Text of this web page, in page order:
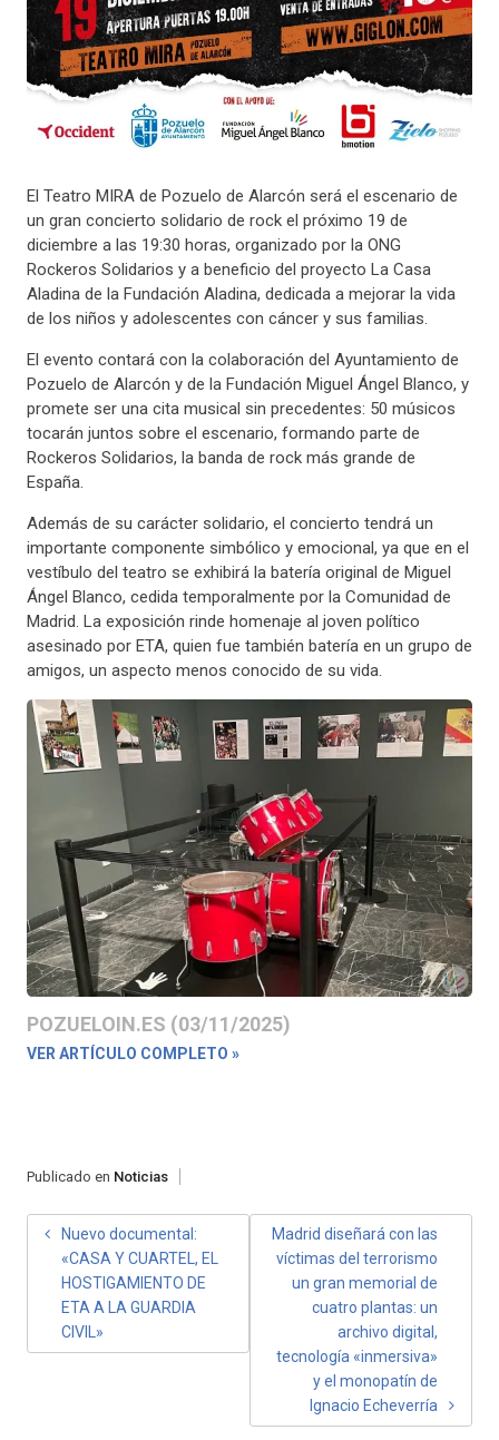
El Teatro MIRA de Pozuelo de Alarcón será el escenario de
un gran concierto solidario de rock el próximo 19 de
diciembre a las 19:30 horas, organizado por la ONG
Rockeros Solidarios y a beneficio del proyecto La Casa
Aladina de la Fundación Aladina, dedicada a mejorar la vida
de los niños y adolescentes con cáncer y sus familias.
El evento contará con la colaboración del Ayuntamiento de
Pozuelo de Alarcón y de la Fundación Miguel Ángel Blanco, y
promete ser una cita musical sin precedentes: 50 músicos
tocarán juntos sobre el escenario, formando parte de
Rockeros Solidarios, la banda de rock más grande de
España.
Además de su carácter solidario, el concierto tendrá un
importante componente simbólico y emocional, ya que en el
vestíbulo del teatro se exhibirá la batería original de Miguel
Ángel Blanco, cedida temporalmente por la Comunidad de
Madrid. La exposición rinde homenaje al joven político
asesinado por ETA, quien fue también batería en un grupo de
amigos, un aspecto menos conocido de su vida.
POZUELOIN.ES (03/11/2025)
VER ARTÍCULO COMPLETO »
Publicado en Noticias
NAVEGACIÓN
ENTRADAS
Nuevo documental:
«CASA Y CUARTEL, EL
HOSTIGAMIENTO DE
ETA A LA GUARDIA
CIVIL»
Madrid diseñará con las
víctimas del terrorismo
un gran memorial de
cuatro plantas: un
archivo digital,
tecnología «inmersiva»
y el monopatín de
Ignacio Echeverría